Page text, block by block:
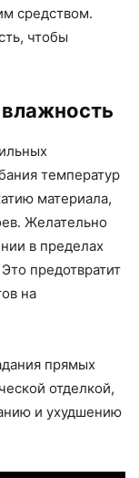
средством.
чтобы
температур
материала,
Желательно
в пределах
предотвратит
на
прямых
отделкой,
и ухудшению